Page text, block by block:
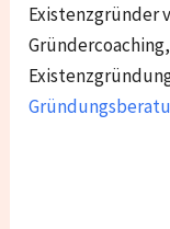
Existenzgründer